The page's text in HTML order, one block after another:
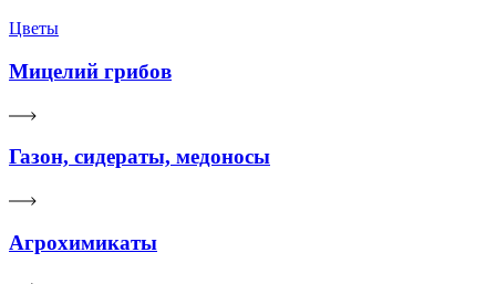
Цветы
Мицелий грибов
Газон, сидераты, медоносы
Агрохимикаты